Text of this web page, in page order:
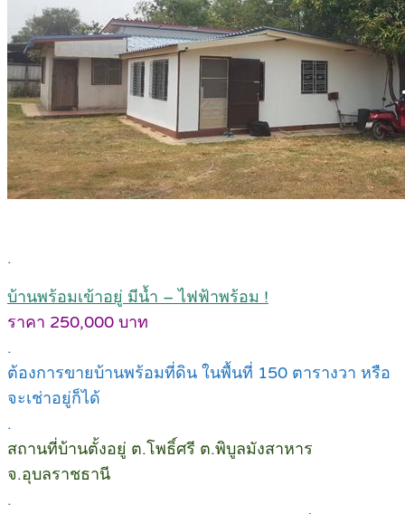
.
บ้านพร้อมเข้าอยู่ มีน้ำ – ไฟฟ้าพร้อม !
ราคา 250,000 บาท
.
ต้องการขายบ้านพร้อมที่ดิน ในพื้นที่ 150 ตารางวา หรือ
จะเช่าอยู่ก็ได้
.
สถานที่บ้านตั้งอยู่ ต.โพธิ์ศรี ต.พิบูลมังสาหาร
จ.อุบลราชธานี
.